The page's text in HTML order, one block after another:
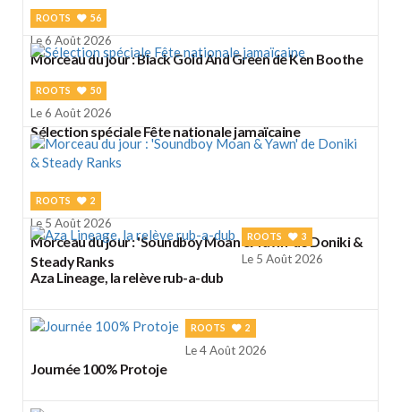
ROOTS 56
Le 6 Août 2026
Morceau du jour : Black Gold And Green de Ken Boothe
ROOTS 50
Le 6 Août 2026
Sélection spéciale Fête nationale jamaïcaine
ROOTS 2
Le 5 Août 2026
Morceau du jour : 'Soundboy Moan & Yawn' de Doniki &
Steady Ranks
ROOTS 3
Le 5 Août 2026
Aza Lineage, la relève rub-a-dub
ROOTS 2
Le 4 Août 2026
Journée 100% Protoje